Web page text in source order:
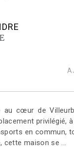
au cœur de
privilégié,
en commun,
cette maison se ...